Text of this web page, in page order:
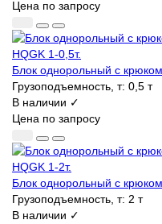
Цена по запросу
Блок однорольный с
Грузоподъемность, т: 0,5 т
В наличии ✓
Цена по запросу
Блок однорольный с
Грузоподъемность, т: 2 т
В наличии ✓